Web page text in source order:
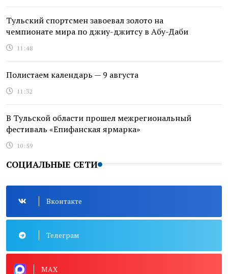
Тульский спортсмен завоевал золото на
чемпионате мира по джиу-джитсу в Абу-Даби
11:48
Полистаем календарь — 9 августа
11:32
В Тульской области прошел межрегиональный
фестиваль «Епифанская ярмарка»
10:59
СОЦИАЛЬНЫЕ СЕТИ
Вконтакте
Телеграм
MAX